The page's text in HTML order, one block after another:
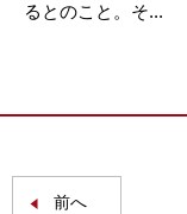
るとのこと。そ...
前へ